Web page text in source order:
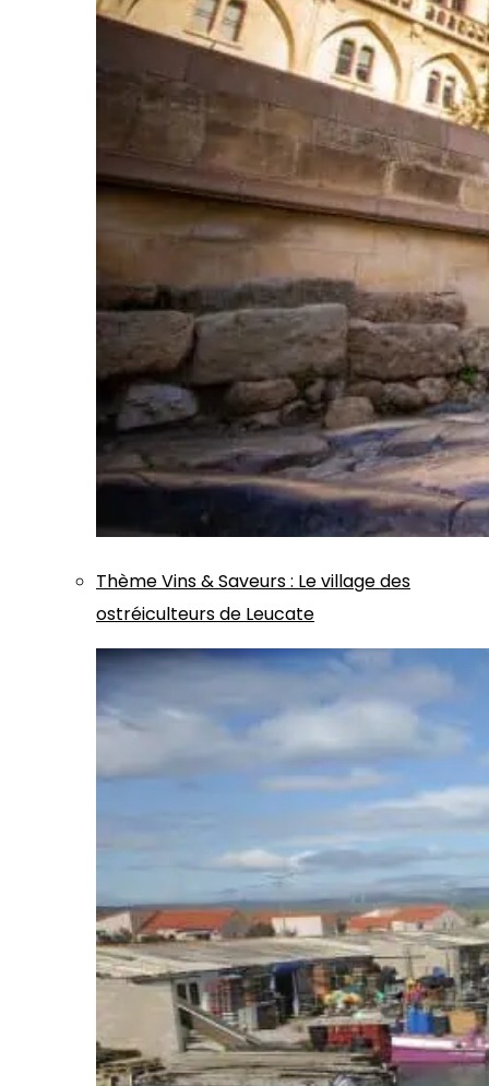
ThèmeVins & Saveurs: Le village des
ostréiculteurs de Leucate